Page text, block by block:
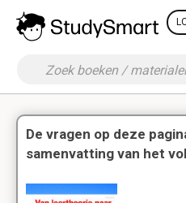
De vragen op deze
samenvatting van het